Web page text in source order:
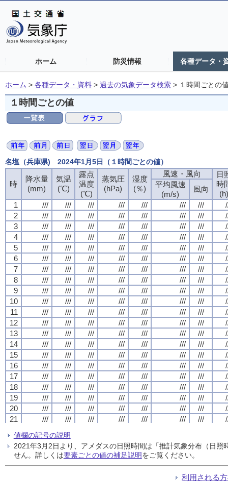
ホーム 防災情報 各種データ・
ホーム > 各種データ・資料 > 過去の気象データ検索 > １時間ごとの
１時間ごとの値
名塩（兵庫県) 2024年1月5日（１時間ごとの値）
時
降水量
(mm)
気温
(℃)
露点
温度
(℃)
蒸気圧
(hPa)
湿度
(％)
風速・風向
日
時
(h)
平均風速
(m/s)
風向
1
/// /// /// /// /// /// ///
2
/// /// /// /// /// /// ///
3
/// /// /// /// /// /// ///
4
/// /// /// /// /// /// ///
5
/// /// /// /// /// /// ///
6
/// /// /// /// /// /// ///
7
/// /// /// /// /// /// ///
8
/// /// /// /// /// /// ///
9
/// /// /// /// /// /// ///
10
/// /// /// /// /// /// ///
11
/// /// /// /// /// /// ///
12
/// /// /// /// /// /// ///
13
/// /// /// /// /// /// ///
14
/// /// /// /// /// /// ///
15
/// /// /// /// /// /// ///
16
/// /// /// /// /// /// ///
17
/// /// /// /// /// /// ///
18
/// /// /// /// /// /// ///
19
/// /// /// /// /// /// ///
20
/// /// /// /// /// /// ///
21
/// /// /// /// /// /// ///
23
/// /// ///
24
/// /// /// /// /// /// ///
時
降水量
(mm)
気温
(℃)
露点
温度
(℃)
蒸気圧
(hPa)
湿度
(％)
風速・風向
日
時
(h)
平均風速
(m/s)
風向
1
/// /// /// /// /// /// ///
2
/// /// /// /// /// /// ///
3
/// /// /// /// /// /// ///
4
/// /// /// /// /// /// ///
5
/// /// /// /// /// /// ///
6
/// /// /// /// /// /// ///
7
/// /// /// /// /// /// ///
8
/// /// /// /// /// /// ///
9
/// /// /// /// /// /// ///
10
/// /// /// /// /// /// ///
11
/// /// /// /// /// /// ///
12
/// /// /// /// /// /// ///
13
/// /// /// /// /// /// ///
14
/// /// /// /// /// /// ///
15
/// /// /// /// /// /// ///
16
/// /// /// /// /// /// ///
17
/// /// /// /// /// /// ///
18
/// /// /// /// /// /// ///
19
/// /// /// /// /// /// ///
20
/// /// /// /// /// /// ///
21
/// /// /// /// /// /// ///
23
/// /// ///
24
/// /// /// /// /// /// ///
時
降水量
(mm)
気温
(℃)
露点
温度
(℃)
蒸気圧
(hPa)
湿度
(％)
風速・風向
日
時
(h)
平均風速
(m/s)
風向
1
/// /// /// /// /// /// ///
2
/// /// /// /// /// /// ///
3
/// /// /// /// /// /// ///
4
/// /// /// /// /// /// ///
5
/// /// /// /// /// /// ///
6
/// /// /// /// /// /// ///
7
/// /// /// /// /// /// ///
8
/// /// /// /// /// /// ///
9
/// /// /// /// /// /// ///
10
/// /// /// /// /// /// ///
11
/// /// /// /// /// /// ///
12
/// /// /// /// /// /// ///
13
/// /// /// /// /// /// ///
14
/// /// /// /// /// /// ///
15
/// /// /// /// /// /// ///
16
/// /// /// /// /// /// ///
17
/// /// /// /// /// /// ///
18
/// /// /// /// /// /// ///
19
/// /// /// /// /// /// ///
20
/// /// /// /// /// /// ///
21
/// /// /// /// /// /// ///
23
/// /// ///
24
/// /// /// /// /// /// ///
時
降水量
(mm)
気温
(℃)
露点
温度
(℃)
蒸気圧
(hPa)
湿度
(％)
風速・風向
日
時
(h)
平均風速
(m/s)
風向
1
/// /// /// /// /// /// ///
2
/// /// /// /// /// /// ///
3
/// /// /// /// /// /// ///
4
/// /// /// /// /// /// ///
5
/// /// /// /// /// /// ///
6
/// /// /// /// /// /// ///
7
/// /// /// /// /// /// ///
8
/// /// /// /// /// /// ///
9
/// /// /// /// /// /// ///
10
/// /// /// /// /// /// ///
11
/// /// /// /// /// /// ///
12
/// /// /// /// /// /// ///
13
/// /// /// /// /// /// ///
14
/// /// /// /// /// /// ///
15
/// /// /// /// /// /// ///
16
/// /// /// /// /// /// ///
17
/// /// /// /// /// /// ///
18
/// /// /// /// /// /// ///
19
/// /// /// /// /// /// ///
20
/// /// /// /// /// /// ///
21
/// /// /// /// /// /// ///
23
/// /// ///
24
/// /// /// /// /// /// ///
値欄の記号の説明
2021年3月2日より、アメダスの日照時間は「推計気象分布（日
せん。詳しくは要素ごとの値の補足説明をご覧ください。
利用される